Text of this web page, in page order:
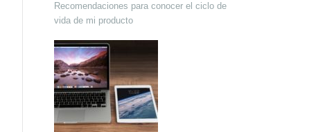
Recomendaciones para conocer el ciclo de
vida de mi producto